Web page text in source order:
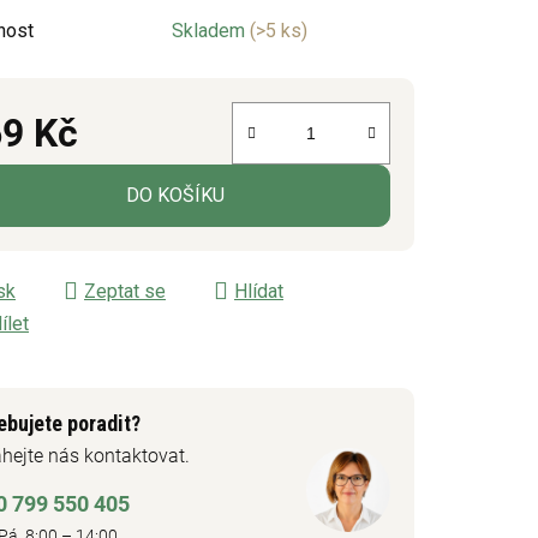
Skladem (>5 ks)
Kč
cena:
DO KOŠÍKU
Zeptat se
Hlídat
poradit?
nás kontaktovat.
799 550 405